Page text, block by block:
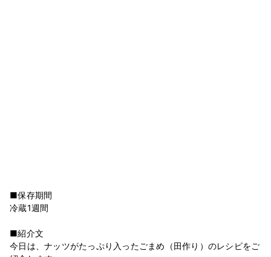
■保存期間
冷蔵1週間
■紹介文
今日は、ナッツがたっぷり入ったごまめ（田作り）のレシピをご